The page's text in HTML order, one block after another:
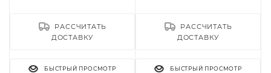
РАССЧИТАТЬ
ДОСТАВКУ
БЫСТРЫЙ ПРОСМОТР
РАССЧИТАТЬ
ДОСТАВКУ
БЫСТРЫЙ ПРОСМОТР